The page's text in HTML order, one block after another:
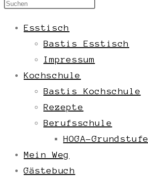
Esstisch
Bastis Esstisch
Impressum
Kochschule
Bastis Kochschule
Rezepte
Berufsschule
HOGA-Grundstufe
Mein Weg
Gästebuch